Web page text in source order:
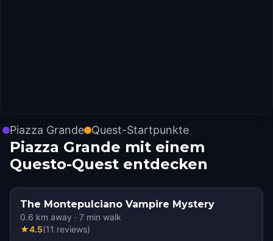
Piazza Grande Quest-Startpunkte
Piazza Grande mit einem
Questo-Quest entdecken
The Montepulciano Vampire Mystery
0.6 km away · 7 min walk
★4.5(11 reviews)